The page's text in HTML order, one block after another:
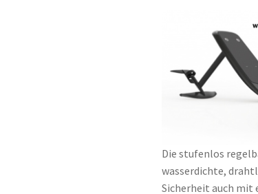
Die stufenlos
wasserdichte,
Sicherheit auch mit